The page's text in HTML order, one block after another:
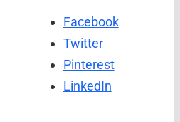
Facebook
Twitter
Pinterest
LinkedIn